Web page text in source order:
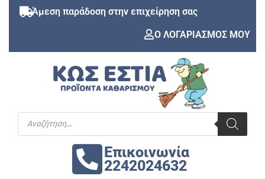
Άμεση παράδοση στην επιχείρηση σας
Ο ΛΟΓΑΡΙΑΣΜΟΣ ΜΟΥ
Επικοινωνία
2242024632